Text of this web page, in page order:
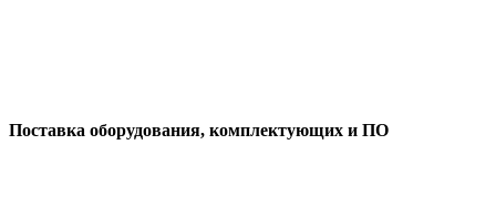
Поставка оборудования, комплектующих и ПО